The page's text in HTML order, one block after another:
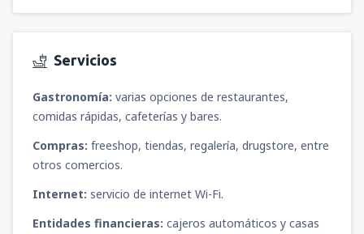
Servicios
Gastronomía: varias opciones de restaurantes,
comidas rápidas, cafeterías y bares.
Compras: freeshop, tiendas, regalería, drugstore, entre
otros comercios.
Internet: servicio de internet Wi-Fi.
Entidades financieras: cajeros automáticos y casas